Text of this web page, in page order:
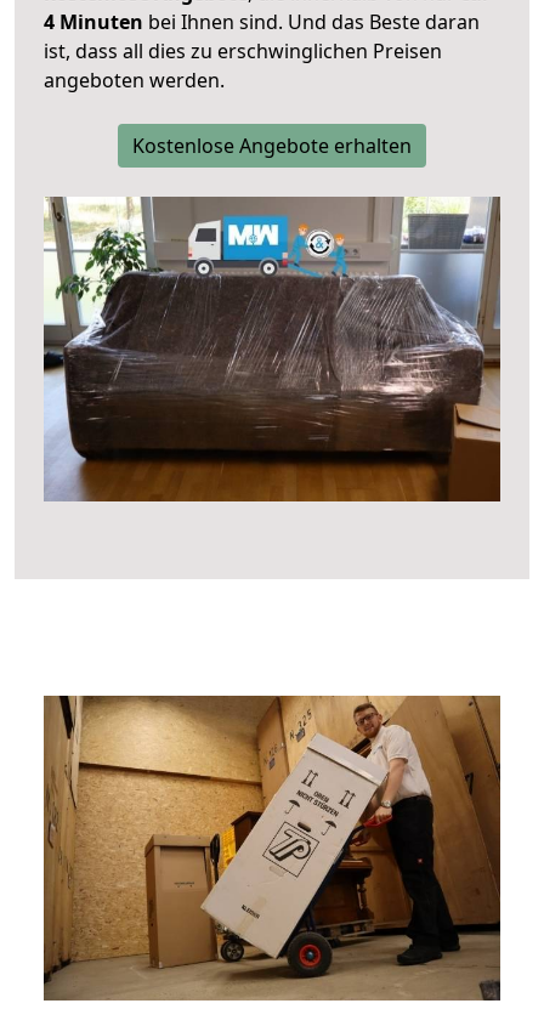
4 Minuten bei Ihnen sind. Und das Beste daran
ist, dass all dies zu erschwinglichen Preisen
angeboten werden.
Kostenlose Angebote erhalten